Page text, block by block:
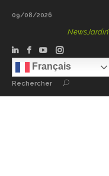
09/08/2026
NewsJardinTV
Français
Rechercher